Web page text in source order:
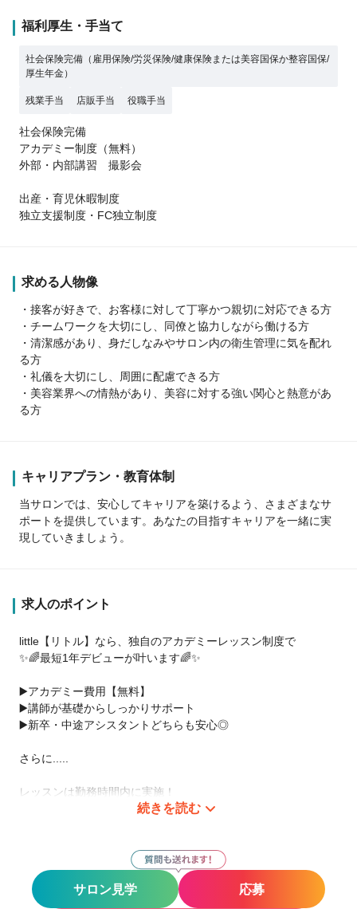
福利厚生・手当て
社会保険完備（雇用保険/労災保険/健康保険または美容国保か整容国保/
厚生年金）
残業手当 店販手当 役職手当
社会保険完備
アカデミー制度（無料）
外部・内部講習 撮影会
出産・育児休暇制度
独立支援制度・FC独立制度
求める人物像
・接客が好きで、お客様に対して丁寧かつ親切に対応できる方
・チームワークを大切にし、同僚と協力しながら働ける方
・清潔感があり、身だしなみやサロン内の衛生管理に気を配れ
る方
・礼儀を大切にし、周囲に配慮できる方
・美容業界への情熱があり、美容に対する強い関心と熱意があ
る方
キャリアプラン・教育体制
当サロンでは、安心してキャリアを築けるよう、さまざまなサ
ポートを提供しています。あなたの目指すキャリアを一緒に実
現していきましょう。
求人のポイント
little【リトル】なら、独自のアカデミーレッスン制度で
✨🌈最短1年デビューが叶います🌈✨
▶️アカデミー費用【無料】
▶️講師が基礎からしっかりサポート
▶️新卒・中途アシスタントどちらも安心◎
さらに.....
レッスンは勤務時間内に実施！
最短デビューが実現できます👍！
～・～・～・～・～・～・～・～・～
続きを読む
サロン見学 応募